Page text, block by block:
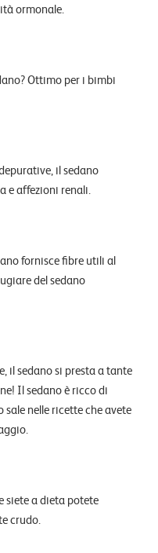
ormonale.
Ottimo per i bimbi
il sedano
e affezioni renali.
fornisce fibre utili al
del sedano
il sedano si presta a tante
Il sedano è ricco di
nelle ricette che avete
siete a dieta potete
crudo.